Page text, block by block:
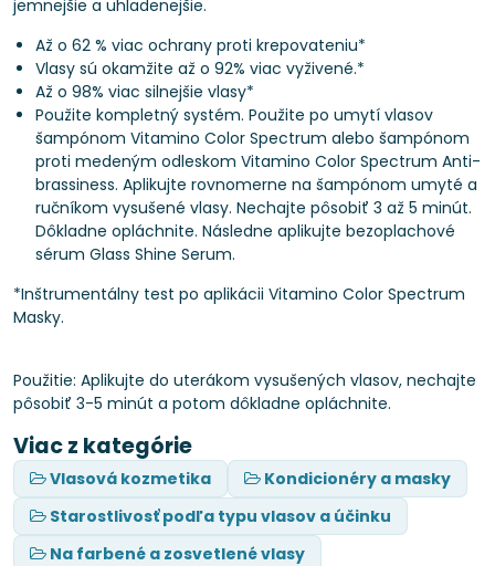
jemnejšie a uhladenejšie.
Až o 62 % viac ochrany proti krepovateniu*
Vlasy sú okamžite až o 92% viac vyživené.*
Až o 98% viac silnejšie vlasy*
Použite kompletný systém. Použite po umytí vlasov
šampónom Vitamino Color Spectrum alebo šampónom
proti medeným odleskom Vitamino Color Spectrum Anti-
brassiness. Aplikujte rovnomerne na šampónom umyté a
ručníkom vysušené vlasy. Nechajte pôsobiť 3 až 5 minút.
Dôkladne opláchnite. Následne aplikujte bezoplachové
sérum Glass Shine Serum.
*Inštrumentálny test po aplikácii Vitamino Color Spectrum
Masky.
Použitie: Aplikujte do uterákom vysušených vlasov, nechajte
pôsobiť 3-5 minút a potom dôkladne opláchnite.
Viac z kategórie
Vlasová kozmetika
Kondicionéry a masky
Starostlivosť podľa typu vlasov a účinku
Na farbené a zosvetlené vlasy